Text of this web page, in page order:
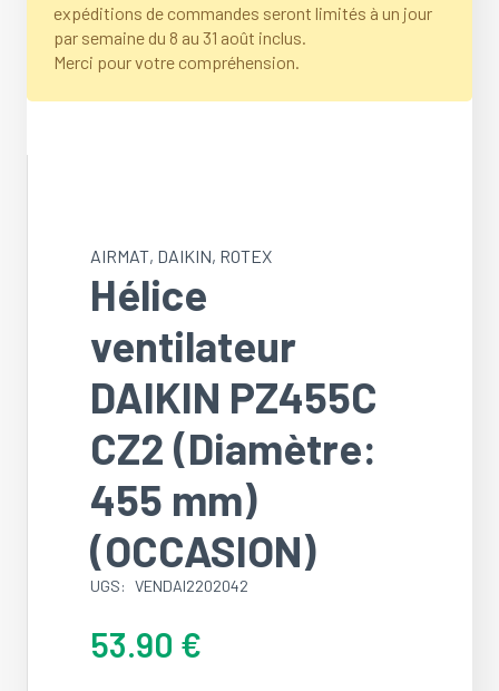
expéditions de commandes seront limités à un jour
par semaine du 8 au 31 août inclus.
Merci pour votre compréhension.
AIRMAT, DAIKIN, ROTEX
Hélice
ventilateur
DAIKIN PZ455C
CZ2 (Diamètre:
455 mm)
(OCCASION)
UGS: VENDAI2202042
53.90 €